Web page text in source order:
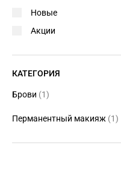
Новые
Акции
КАТЕГОРИЯ
Брови (1)
Перманентный макияж (1)